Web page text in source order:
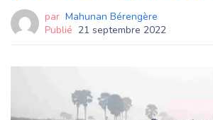
par Mahunan Bérengère
Publié 21 septembre 2022